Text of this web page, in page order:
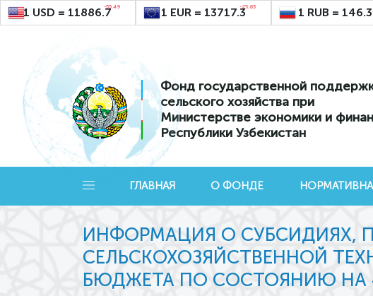
1 USD = 11886.7-55.49 1 EUR = 13717.3-25.83 1 RUB =
Фонд государственной
сельского хозяйства при
Министерстве экономики и
Республики Узбекистан
ГЛАВНАЯ О ФОНДЕ
ИНФОРМАЦИЯ О СУБСИДИЯХ,
СЕЛЬСКОХОЗЯЙСТВЕННОЙ
БЮДЖЕТА ПО СОСТОЯНИЮ НА 4